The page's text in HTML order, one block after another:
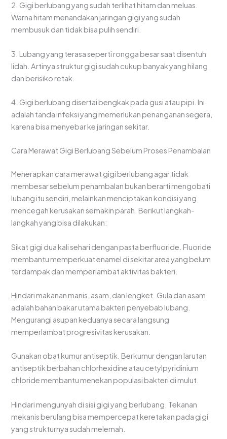
2. Gigi berlubang yang sudah terlihat hitam dan meluas.
Warna hitam menandakan jaringan gigi yang sudah
membusuk dan tidak bisa pulih sendiri.
3. Lubang yang terasa seperti rongga besar saat disentuh
lidah. Artinya struktur gigi sudah cukup banyak yang hilang
dan berisiko retak.
4. Gigi berlubang disertai bengkak pada gusi atau pipi. Ini
adalah tanda infeksi yang memerlukan penanganan segera,
karena bisa menyebar ke jaringan sekitar.
Cara Merawat Gigi Berlubang Sebelum Proses Penambalan
Menerapkan cara merawat gigi berlubang agar tidak
membesar sebelum penambalan bukan berarti mengobati
lubang itu sendiri, melainkan menciptakan kondisi yang
mencegah kerusakan semakin parah. Berikut langkah-
langkah yang bisa dilakukan:
Sikat gigi dua kali sehari dengan pasta berfluoride. Fluoride
membantu memperkuat enamel di sekitar area yang belum
terdampak dan memperlambat aktivitas bakteri.
Hindari makanan manis, asam, dan lengket. Gula dan asam
adalah bahan bakar utama bakteri penyebab lubang.
Mengurangi asupan keduanya secara langsung
memperlambat progresivitas kerusakan.
Gunakan obat kumur antiseptik. Berkumur dengan larutan
antiseptik berbahan chlorhexidine atau cetylpyridinium
chloride membantu menekan populasi bakteri di mulut.
Hindari mengunyah di sisi gigi yang berlubang. Tekanan
mekanis berulang bisa mempercepat keretakan pada gigi
yang strukturnya sudah melemah.